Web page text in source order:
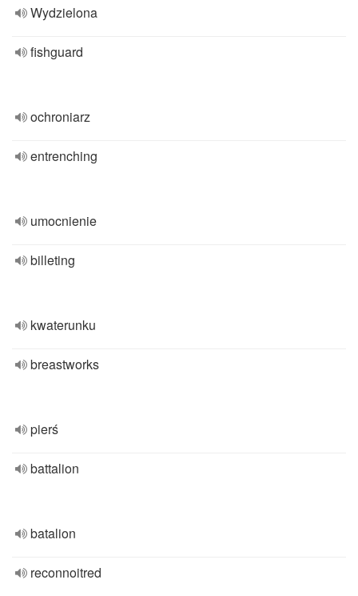
Wydzielona
fishguard
ochroniarz
entrenching
umocnienie
billeting
kwaterunku
breastworks
pierś
battalion
batalion
reconnoitred